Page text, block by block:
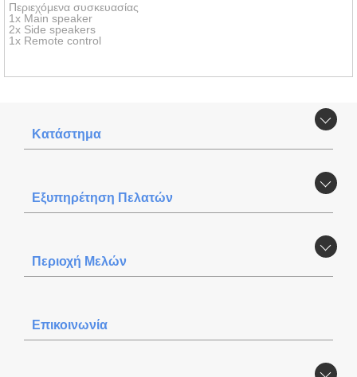
Περιεχόμενα συσκευασίας
1x Main speaker
2x Side speakers
1x Remote control
Κατάστημα
Εξυπηρέτηση Πελατών
Περιοχή Mελών
Επικοινωνία